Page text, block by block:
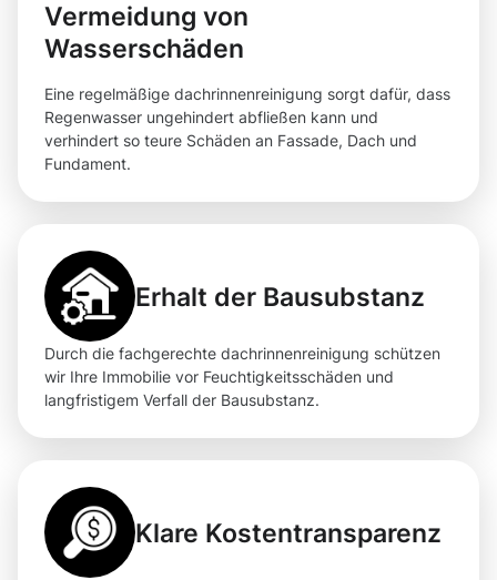
Vermeidung von
Wasserschäden
Eine regelmäßige dachrinnenreinigung sorgt dafür, dass
Regenwasser ungehindert abfließen kann und
verhindert so teure Schäden an Fassade, Dach und
Fundament.
Erhalt der Bausubstanz
Durch die fachgerechte dachrinnenreinigung schützen
wir Ihre Immobilie vor Feuchtigkeitsschäden und
langfristigem Verfall der Bausubstanz.
Klare Kostentransparenz